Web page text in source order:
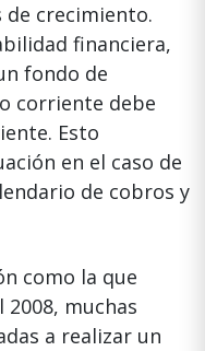
de crecimiento.
financiera,
fondo de
corriente debe
Esto
en el caso de
de cobros y
como la que
muchas
a realizar un